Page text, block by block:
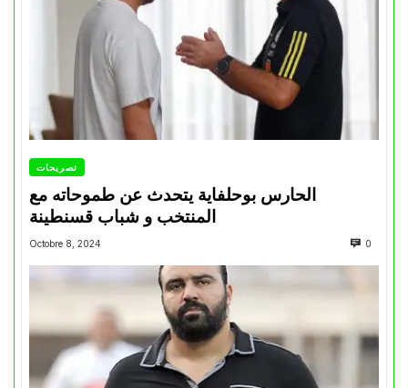
تصريحات
الحارس بوحلفاية يتحدث عن طموحاته مع
المنتخب و شباب قسنطينة
Octobre 8, 2024 0